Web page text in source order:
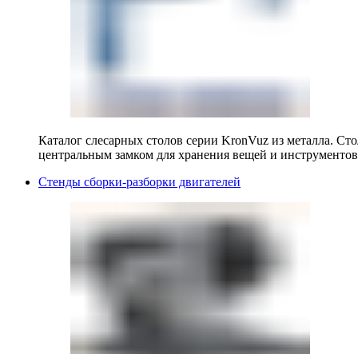
Каталог слесарных столов серии KronVuz из металла.
центральным замком для хранения вещей и
Стенды сборки-разборки двигателей